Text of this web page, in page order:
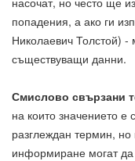
попадения, а ако ги
Николаевич Толстой)
съществуващи данни.
Смислово свързани
на които значението е
разглеждан термин, но
информиране могат да